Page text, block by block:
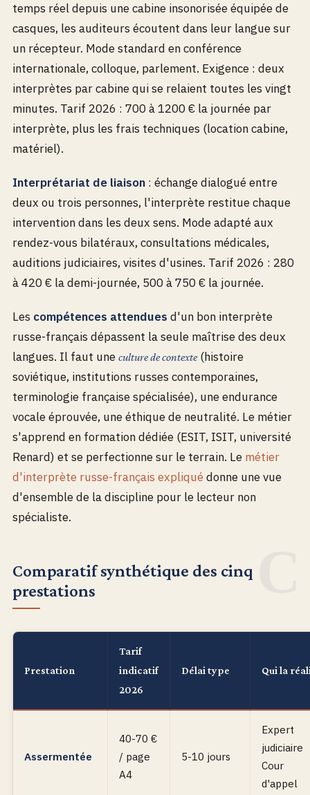
temps réel depuis une cabine insonorisée équipée de
casques, les auditeurs écoutent dans leur langue sur
un récepteur. Mode standard en conférence
internationale, colloque, parlement. Exigence : deux
interprètes par cabine qui se relaient toutes les vingt
minutes. Tarif 2026 : 700 à 1200 € la journée par
interprète, plus les frais techniques (location cabine,
matériel).
Interprétariat de liaison: échange dialogué entre
deux ou trois personnes, l'interprète restitue chaque
intervention dans les deux sens. Mode adapté aux
rendez-vous bilatéraux, consultations médicales,
auditions judiciaires, visites d'usines. Tarif 2026 : 280
à 420 € la demi-journée, 500 à 750 € la journée.
Les compétences attendues d'un bon interprète
russe-français dépassent la seule maîtrise des deux
langues. Il faut une culture de contexte(histoire
soviétique, institutions russes contemporaines,
terminologie française spécialisée), une endurance
vocale éprouvée, une éthique de neutralité. Le métier
s'apprend en formation dédiée (ESIT, ISIT, université
Renard) et se perfectionne sur le terrain. Le métier
d'interprète russe-français expliqué donne une vue
d'ensemble de la discipline pour le lecteur non
spécialiste.
Comparatif synthétique des cinq
prestations
Prestation
Tarif
indicatif
2026
Délai type Qui la
Assermentée
40-70 €
/ page
A4
5-10 jours
Expert
judiciaire
Cour
d'appel